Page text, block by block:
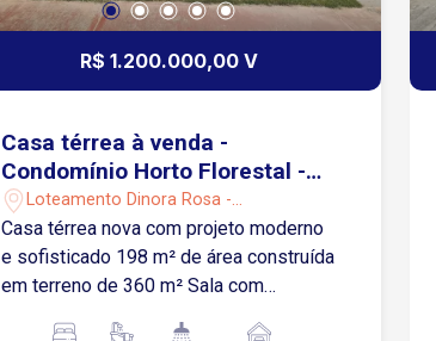
R$ 1.200.000,00 V
Casa térrea à venda -
Condomínio Horto Florestal -
Sorocaba/SP
Loteamento Dinora Rosa -
Sorocaba/SP
Casa térrea nova com projeto moderno
e sofisticado 198 m² de área construída
em terreno de 360 m² Sala com